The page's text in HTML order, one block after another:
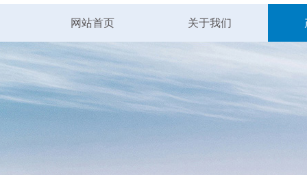
网站首页 关于我们